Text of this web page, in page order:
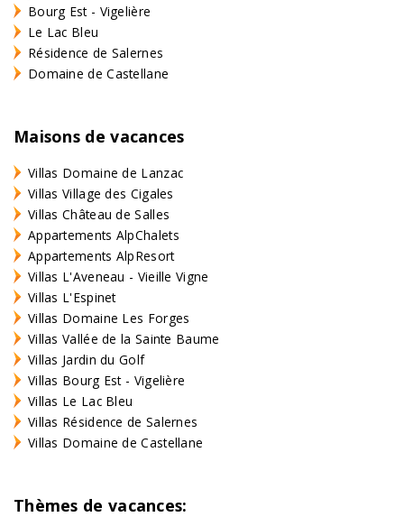
Bourg Est - Vigelière
Le Lac Bleu
Résidence de Salernes
Domaine de Castellane
Maisons de vacances
Villas Domaine de Lanzac
Villas Village des Cigales
Villas Château de Salles
Appartements AlpChalets
Appartements AlpResort
Villas L'Aveneau - Vieille Vigne
Villas L'Espinet
Villas Domaine Les Forges
Villas Vallée de la Sainte Baume
Villas Jardin du Golf
Villas Bourg Est - Vigelière
Villas Le Lac Bleu
Villas Résidence de Salernes
Villas Domaine de Castellane
Thèmes de vacances: